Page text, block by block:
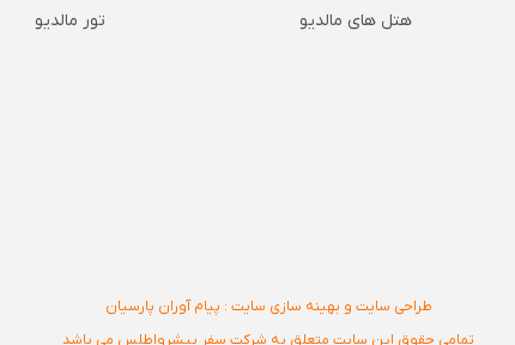
هتل های مالدیو
تور مالدیو
طراحی سایت و بهینه سازی سایت : پیام آوران پارسیان
تمامی حقوق این سایت متعلق به شرکت سفر پیشرواطلس می باشد